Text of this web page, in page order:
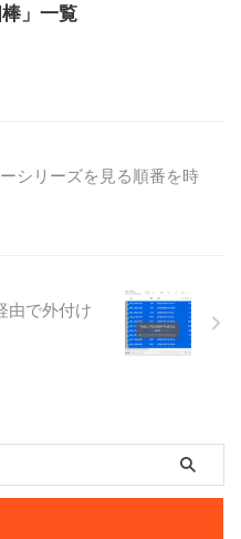
」一覧
シリーズを見る順番を時
由で外付け